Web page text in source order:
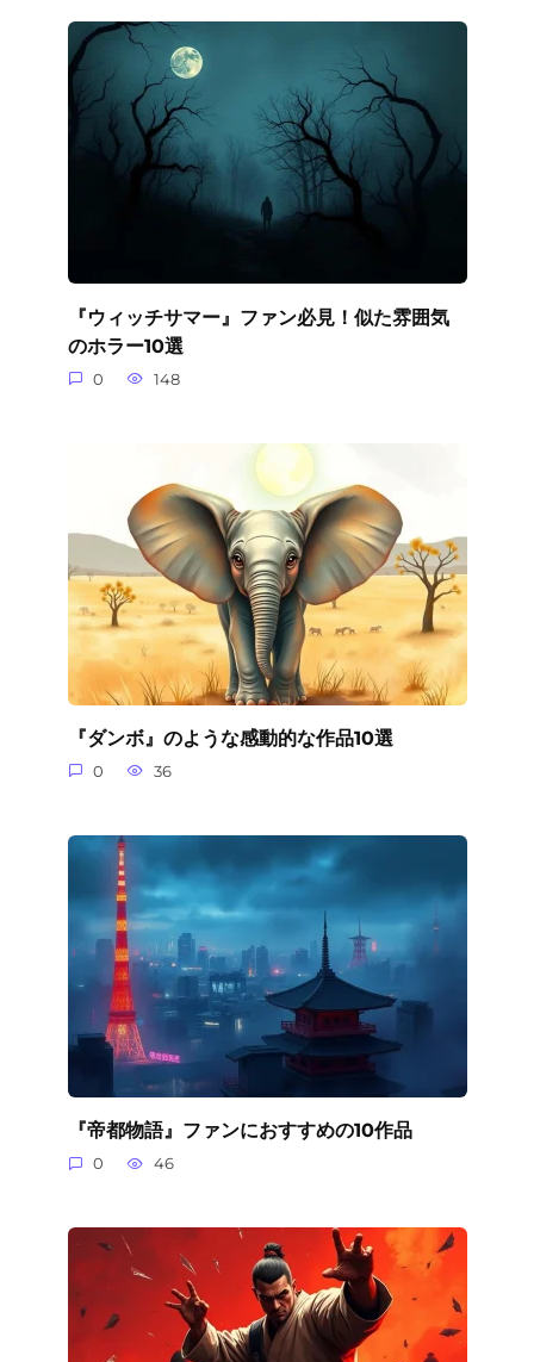
『ウィッチサマー』ファン必見！似た雰囲気
のホラー10選
0 148
『ダンボ』のような感動的な作品10選
0 36
『帝都物語』ファンにおすすめの10作品
0 46